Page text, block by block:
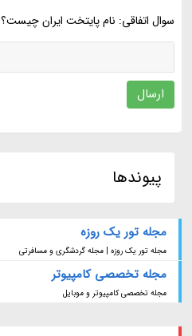
سوال اتفاقی: نام پایتخت ایران چیست؟
ارسال
پیوندها
مجله تور یک روزه
مجله تور یک روزه | مجله گردشگری و مسافرتی
مجله تخصصی کامپیوتر
مجله تخصصی کامپیوتر و موبایل